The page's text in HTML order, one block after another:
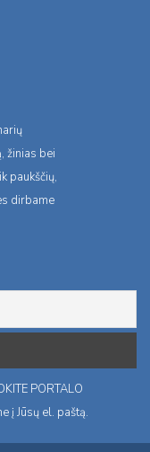
žinias bei
paukščių,
dirbame
PORTALO
į Jūsų el. paštą.